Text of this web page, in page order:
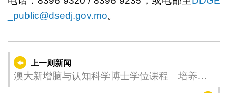
_public@dsedj.gov.mo。
上一则新闻
澳大新增脑与认知科学博士学位课程 培养跨